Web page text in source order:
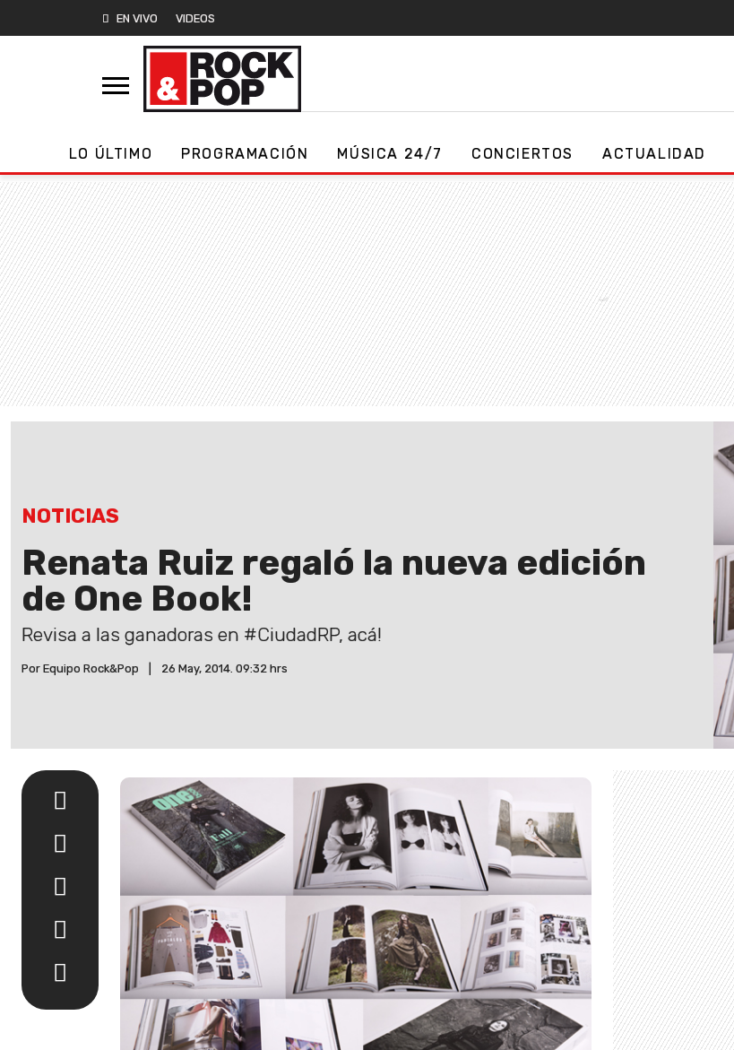
EN VIVO VIDEOS
LO ÚLTIMO PROGRAMACIÓN MÚSICA 24/7 CONCIERTOS ACTUALIDAD
NOTICIAS
Renata Ruiz regaló la nueva edición
de One Book!
Revisa a las ganadoras en #CiudadRP, acá!
Por Equipo Rock&Pop 26 May, 2014. 09:32 hrs